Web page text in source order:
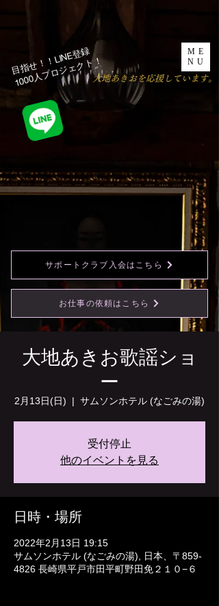
ME
NU
​大地あきおを応援しています。
目指せ！！LINE登録
1000人プロジェクト！​
お仕事の依頼はこちら
サポートクラブ入会はこちら
大地あきお歌謡ショ
ー
2月13日(日)
  |
サムソンホテル (なごみの湯)
受付停止
他のイベントを見る
日時・場所
2022年2月13日 19:15
サムソンホテル (なごみの湯), 日本、〒859-
4826 長崎県平戸市田平町野田免２１０−６